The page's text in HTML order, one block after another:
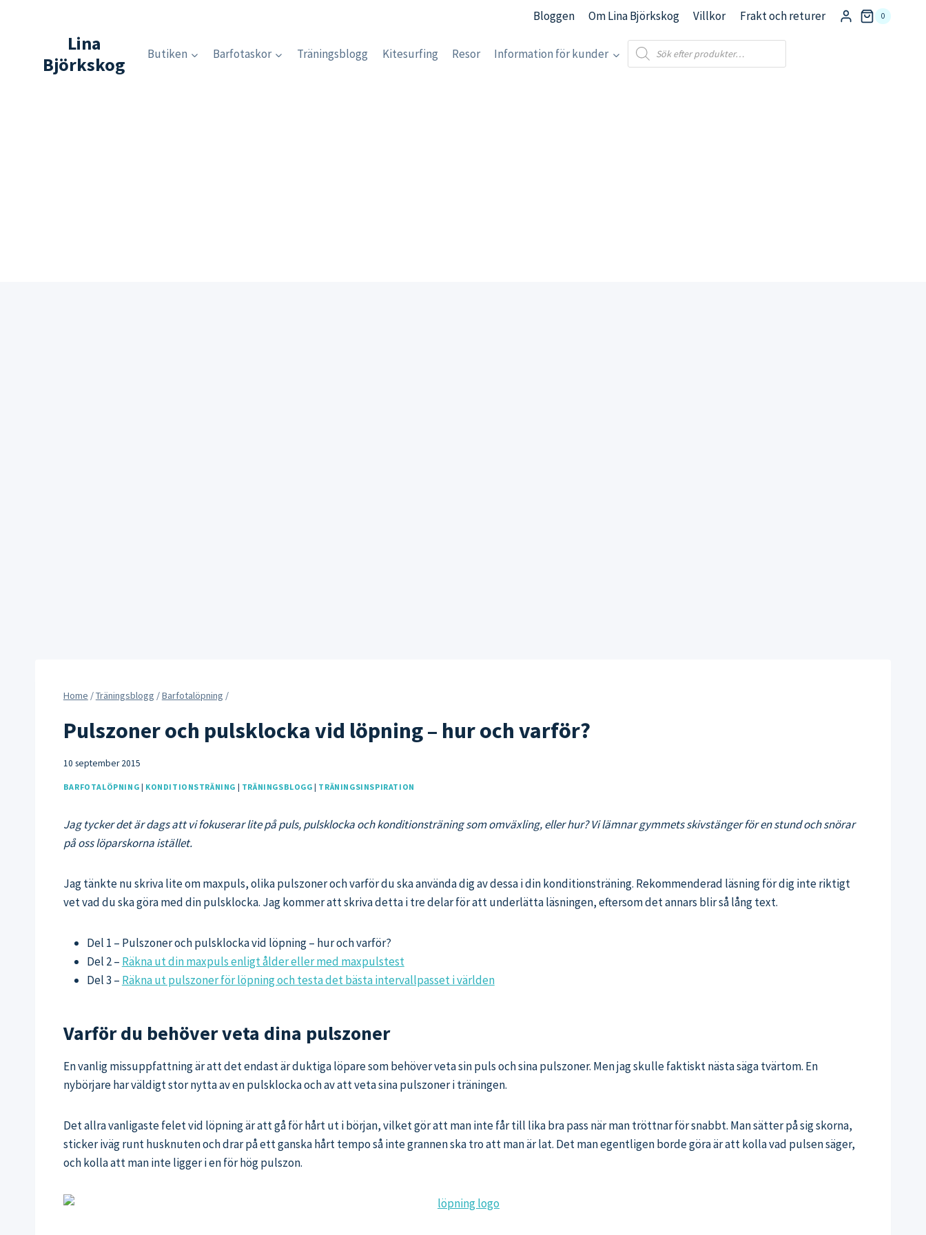
Bloggen Om Lina Björkskog Villkor Frakt och returer 0
Lina
Björkskog
Butiken Barfotaskor Träningsblogg Kitesurfing Resor Information för kunder
Products
search
Home /Träningsblogg /Barfotalöpning /
Pulszoner och pulsklocka vid löpning – hur och varför?
10 september 2015
BARFOTALÖPNING | KONDITIONSTRÄNING | TRÄNINGSBLOGG | TRÄNINGSINSPIRATION
Jag tycker det är dags att vi fokuserar lite på puls, pulsklocka och konditionsträning som omväxling, eller hur? Vi lämnar gymmets skivstänger för en stund och snörar
på oss löparskorna istället.
Jag tänkte nu skriva lite om maxpuls, olika pulszoner och varför du ska använda dig av dessa i din konditionsträning. Rekommenderad läsning för dig inte riktigt
vet vad du ska göra med din pulsklocka. Jag kommer att skriva detta i tre delar för att underlätta läsningen, eftersom det annars blir så lång text.
Del 1 – Pulszoner och pulsklocka vid löpning – hur och varför?
Del 2 – Räkna ut din maxpuls enligt ålder eller med maxpulstest
Del 3 – Räkna ut pulszoner för löpning och testa det bästa intervallpasset i världen
Varför du behöver veta dina pulszoner
En vanlig missuppfattning är att det endast är duktiga löpare som behöver veta sin puls och sina pulszoner. Men jag skulle faktiskt nästa säga tvärtom. En
nybörjare har väldigt stor nytta av en pulsklocka och av att veta sina pulszoner i träningen.
Det allra vanligaste felet vid löpning är att gå för hårt ut i början, vilket gör att man inte får till lika bra pass när man tröttnar för snabbt. Man sätter på sig skorna,
sticker iväg runt husknuten och drar på ett ganska hårt tempo så inte grannen ska tro att man är lat. Det man egentligen borde göra är att kolla vad pulsen säger,
och kolla att man inte ligger i en för hög pulszon.